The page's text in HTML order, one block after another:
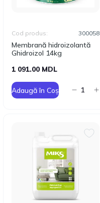
Membrană hidroizolantă
Ghidroizol 14kg
Cod produs: 300058
1 091.00 MDL
Adaugă în Coș